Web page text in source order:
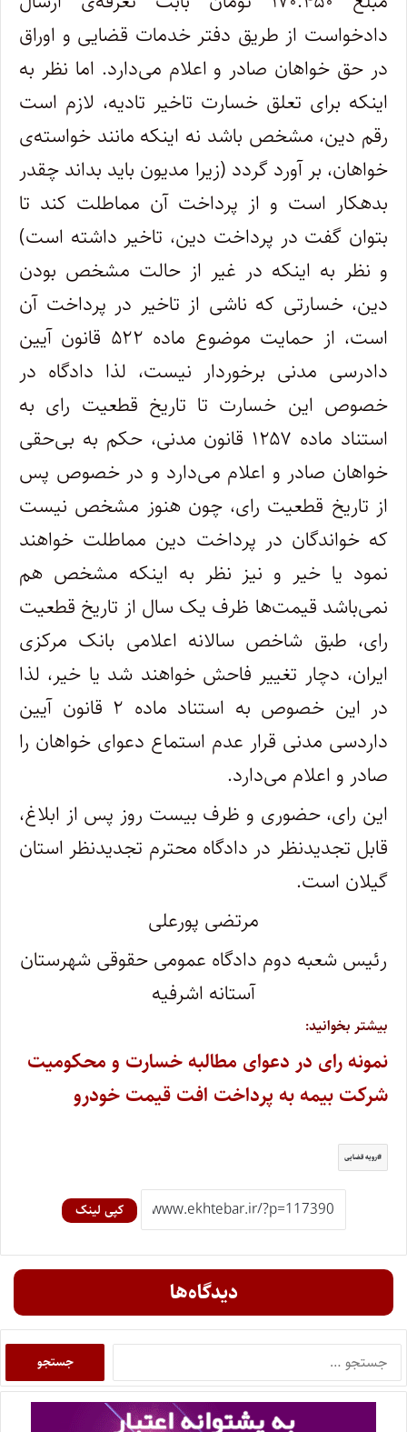
دادخواست از طریق دفتر خدمات قضایی و اوراق
در حق خواهان صادر و اعلام می‌دارد. اما نظر به
اینکه برای تعلق خسارت تاخیر تادیه، لازم است
رقم دین، مشخص باشد نه اینکه مانند خواسته‌ی
خواهان، بر آورد گردد (زیرا مدیون باید بداند چقدر
بدهکار است و از پرداخت آن مماطلت کند تا
بتوان گفت در پرداخت دین، تاخیر داشته است)
و نظر به اینکه در غیر از حالت مشخص بودن
دین، خسارتی که ناشی از تاخیر در پرداخت آن
است، از حمایت موضوع ماده ۵۲۲ قانون آیین
دادرسی مدنی برخوردار نیست، لذا دادگاه در
خصوص این خسارت تا تاریخ قطعیت رای به
استناد ماده ۱۲۵۷ قانون مدنی، حکم به بی‌حقی
خواهان صادر و اعلام می‌دارد و در خصوص پس
از تاریخ قطعیت رای، چون هنوز مشخص نیست
که خواندگان در پرداخت دین مماطلت خواهند
نمود یا خیر و نیز نظر به اینکه مشخص هم
نمی‌باشد قیمت‌ها ظرف یک سال از تاریخ قطعیت
رای، طبق شاخص سالانه اعلامی بانک مرکزی
ایران، دچار تغییر فاحش خواهند شد یا خیر، لذا
در این خصوص به استناد ماده ۲ قانون آیین
داردسی مدنی قرار عدم استماع دعوای خواهان را
صادر و اعلام می‌دارد.
این رای، حضوری و ظرف بیست روز پس از ابلاغ،
قابل تجدیدنظر در دادگاه محترم تجدیدنظر استان
گیلان است.
مرتضی پورعلی
رئیس شعبه دوم دادگاه عمومی حقوقی شهرستان
آستانه اشرفیه
بیشتر بخوانید:
نمونه رای در دعوای مطالبه خسارت و محکومیت
شرکت بیمه به پرداخت افت قیمت خودرو
رویه قضایی
کپی لینک
دیدگاه‌ها